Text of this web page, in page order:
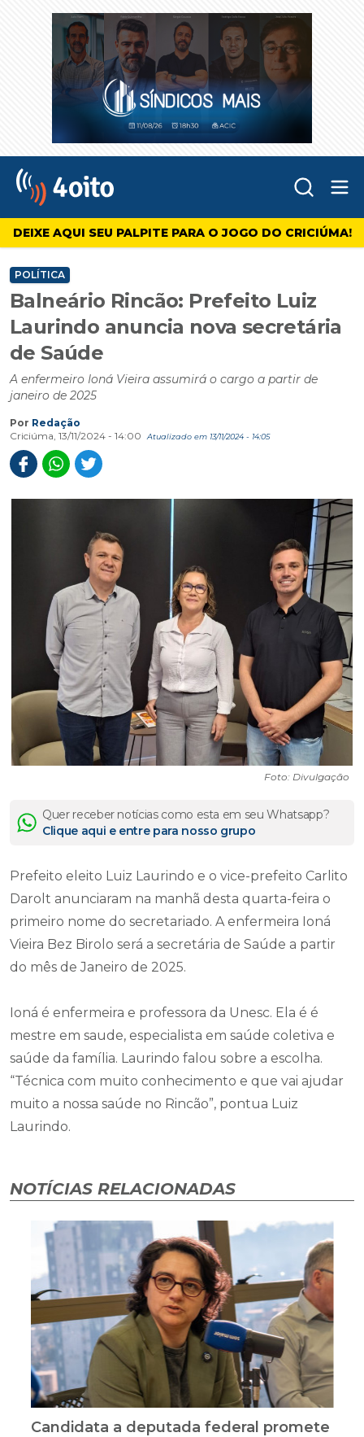
4oito
DEIXE AQUI SEU PALPITE PARA O JOGO DO CRICIÚMA!
POLÍTICA
Balneário Rincão: Prefeito Luiz
Laurindo anuncia nova secretária
de Saúde
A enfermeiro Ioná Vieira assumirá o cargo a partir de
janeiro de 2025
Por Redação
Criciúma, 13/11/2024 - 14:00
Atualizado em 13/11/2024 - 14:05
Foto: Divulgação
Quer receber notícias como esta em seu Whatsapp?
Clique aqui e entre para nosso grupo
Prefeito eleito Luiz Laurindo e o vice-prefeito Carlito
Darolt anunciaram na manhã desta quarta-feira o
primeiro nome do secretariado. A enfermeira Ioná
Vieira Bez Birolo será a secretária de Saúde a partir
do mês de Janeiro de 2025.
Ioná é enfermeira e professora da Unesc. Ela é é
mestre em saude, especialista em saúde coletiva e
saúde da família. Laurindo falou sobre a escolha.
“Técnica com muito conhecimento e que vai ajudar
muito a nossa saúde no Rincão”, pontua Luiz
Laurindo.
NOTÍCIAS RELACIONADAS
Candidata a deputada federal promete